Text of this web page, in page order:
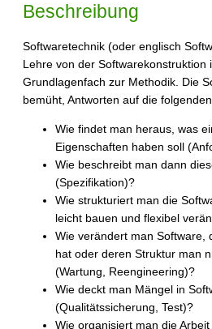
Beschreibung
Softwaretechnik (oder englisch
Lehre von der Softwarekonstruktion
Grundlagenfach zur Methodik. Die
bemüht, Antworten auf die
Wie findet man heraus, was
Eigenschaften haben soll
Wie beschreibt man dann
(Spezifikation)?
Wie strukturiert man die
leicht bauen und flexibel
Wie verändert man Software,
hat oder deren Struktur man
(Wartung, Reengineering)?
Wie deckt man Mängel in
(Qualitätssicherung, Test)?
Wie organisiert man die